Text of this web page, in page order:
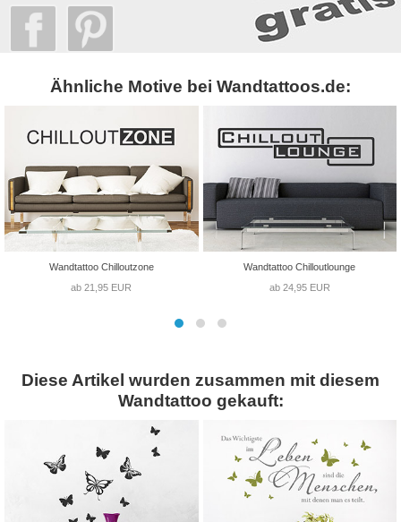
Ähnliche Motive bei Wandtattoos.de:
Wandtattoo Chilloutzone
ab 21,95 EUR
Wandtattoo Chilloutlounge
ab 24,95 EUR
Diese Artikel wurden zusammen mit diesem
Wandtattoo gekauft: